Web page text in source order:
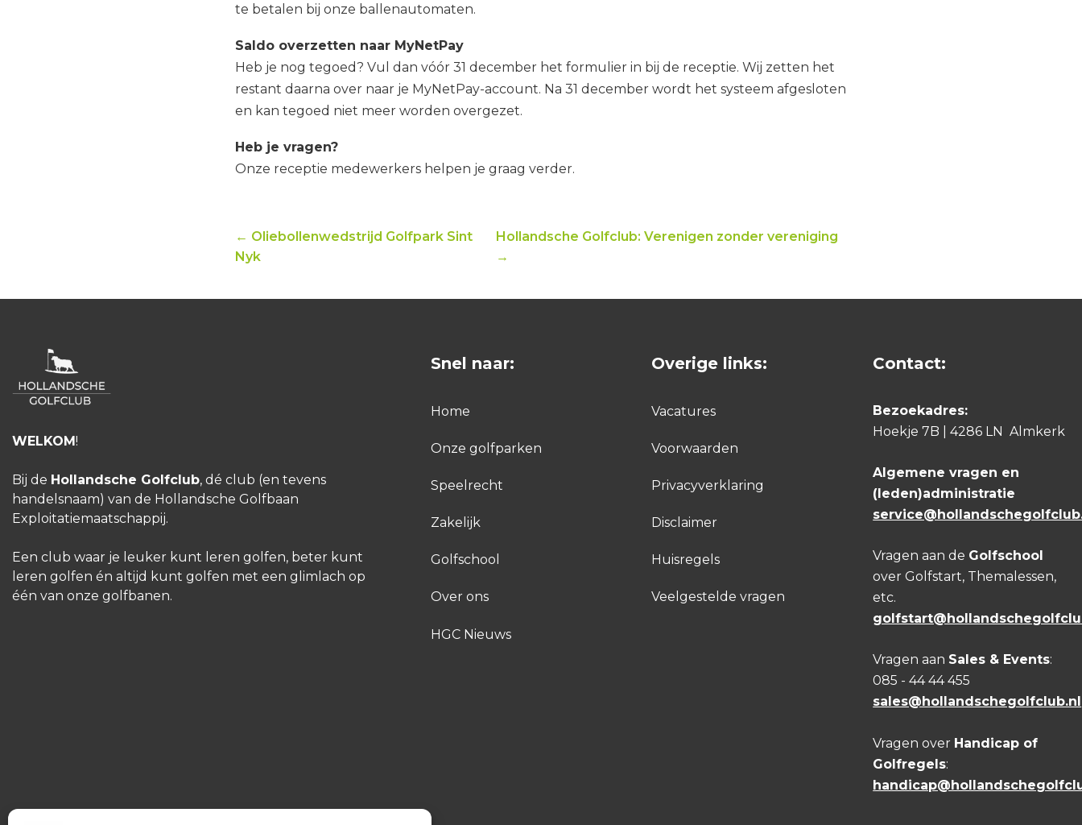
te betalen bij onze ballenautomaten.
Saldo overzetten naar MyNetPay
Heb je nog tegoed? Vul dan vóór 31 december het formulier in bij de receptie. Wij zetten het
restant daarna over naar je MyNetPay-account. Na 31 december wordt het systeem afgesloten
en kan tegoed niet meer worden overgezet.
Heb je vragen?
Onze receptie medewerkers helpen je graag verder.
← Oliebollenwedstrijd Golfpark Sint
Nyk
Hollandsche Golfclub: Verenigen zonder vereniging
→
WELKOM!
Bij de Hollandsche Golfclub, dé club (en tevens
handelsnaam) van de Hollandsche Golfbaan
Exploitatiemaatschappij.
Een club waar je leuker kunt leren golfen, beter kunt
leren golfen én altijd kunt golfen met een glimlach op
één van onze golfbanen.
Snel naar:
Home
Onze golfparken
Speelrecht
Zakelijk
Golfschool
Over ons
HGC Nieuws
Overige links:
Vacatures
Voorwaarden
Privacyverklaring
Disclaimer
Huisregels
Veelgestelde vragen
Contact:
Bezoekadres:
Hoekje 7B | 4286 LN Almkerk
Algemene vragen en
(leden)administratie
Vragen aan de Golfschool
over Golfstart, Themalessen,
etc.
Vragen aan Sales & Events:
085 - 44 44 455
sales@hollandschegolfclub.nl
Vragen over Handicap of
Golfregels: